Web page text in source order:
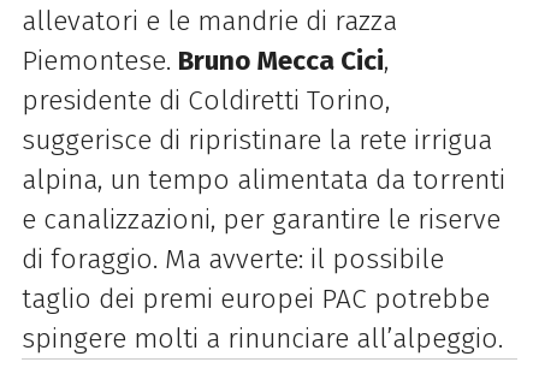
allevatori e le mandrie di razza
Piemontese. Bruno Mecca Cici,
presidente di Coldiretti Torino,
suggerisce di ripristinare la rete irrigua
alpina, un tempo alimentata da torrenti
e canalizzazioni, per garantire le riserve
di foraggio. Ma avverte: il possibile
taglio dei premi europei PAC potrebbe
spingere molti a rinunciare all’alpeggio.